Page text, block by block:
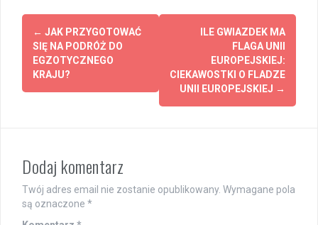
Post
navigation
← JAK PRZYGOTOWAĆ
SIĘ NA PODRÓŻ DO
EGZOTYCZNEGO
KRAJU?
ILE GWIAZDEK MA
FLAGA UNII
EUROPEJSKIEJ:
CIEKAWOSTKI O FLADZE
UNII EUROPEJSKIEJ →
Dodaj komentarz
Twój adres email nie zostanie opublikowany. Wymagane pola
są oznaczone *